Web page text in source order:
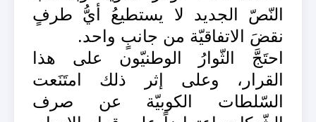
النّصّ الجديد لا يستطيعُ أيُّ طرفٍ
نقضَ الاتفاقيّة من جانبٍ واحد.
احتَجَّ الثّوارُ الوطنيّون على هذا
القرار، وعلى إثر ذلك امتَنَعت
السّلطات الكوبيّة عن صرف